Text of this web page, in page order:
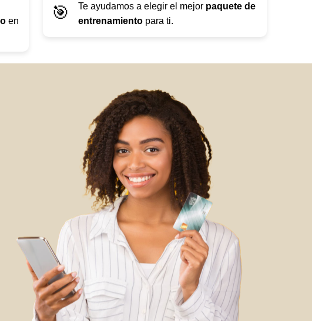
en
🎯 Te ayudamos a elegir el mejor paquete de
entrenamiento para ti.